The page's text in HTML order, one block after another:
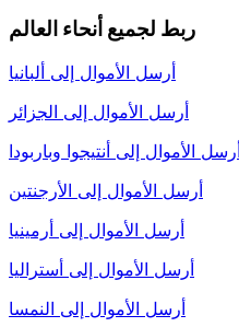
ربط لجميع أنحاء العالم
أرسل الأموال إلى ألبانيا
أرسل الأموال إلى الجزائر
أرسل الأموال إلى أنتيجوا وباربودا
أرسل الأموال إلى الأرجنتين
أرسل الأموال إلى أرمينيا
أرسل الأموال إلى أستراليا
أرسل الأموال إلى النمسا